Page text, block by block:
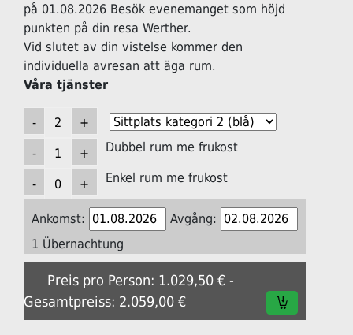
på 01.08.2026 Besök evenemanget som höjd
punkten på din resa Werther.
Vid slutet av din vistelse kommer den
individuella avresan att äga rum.
Våra tjänster
Dubbel rum me frukost
Enkel rum me frukost
Ankomst:
Avgång:
1 Übernachtung
Preis pro Person: 1.029,50 € -
Gesamtpreiss: 2.059,00 €